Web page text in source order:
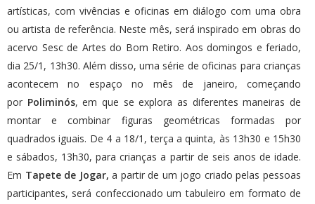
artísticas, com vivências e oficinas em diálogo com uma obra
ou artista de referência. Neste mês, será inspirado em obras do
acervo Sesc de Artes do Bom Retiro. Aos domingos e feriado,
dia 25/1, 13h30. Além disso, uma série de oficinas para crianças
acontecem no espaço no mês de janeiro, começando
por Poliminós, em que se explora as diferentes maneiras de
montar e combinar figuras geométricas formadas por
quadrados iguais. De 4 a 18/1, terça a quinta, às 13h30 e 15h30
e sábados, 13h30, para crianças a partir de seis anos de idade.
Em Tapete de Jogar,a partir de um jogo criado pelas pessoas
participantes, será confeccionado um tabuleiro em formato de